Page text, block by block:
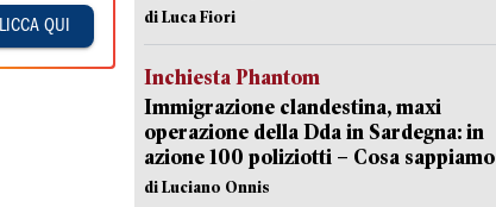
QUI di Luca Fiori
Inchiesta Phantom
Immigrazione clandestina, maxi
operazione della Dda in Sardegna: in
azione 100 poliziotti – Cosa sappiamo
di Luciano Onnis